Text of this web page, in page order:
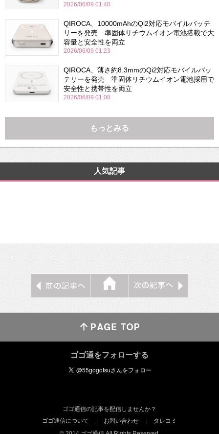
2026/06/09 01:40
QIROCA、10000mAhのQi2対応モバイルバッテ
リーを発売 準固体リチウムイオン電池搭載で大
容量と安全性を両立
2026/06/09 01:23
QIROCA、薄さ約8.3mmのQi2対応モバイルバッ
テリーを発売 準固体リチウムイオン電池採用で
安全性と携帯性を両立
2026/06/09 01:08
もっとみる
人気記事
ゴゴ通をフォローする
ゴゴ通信の記事を配信しませんか？
ゴゴ通信について
お問い合わせ
タレコミ